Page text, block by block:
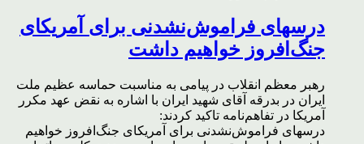
درسهای فراموش‌نشدنی برای آمریکای
جنگ‌افروز خواهیم داشت
رهبر معظم انقلاب در پیامی به مناسبت حماسه عظیم ملت
ایران در بدرقه آقای شهید ایران با اشاره به نقض عهد مکرر
آمریکا در تفاهم‌نامه تاکید کردند:
درسهای فراموش‌نشدنی برای آمریکای جنگ‌افروز خواهیم